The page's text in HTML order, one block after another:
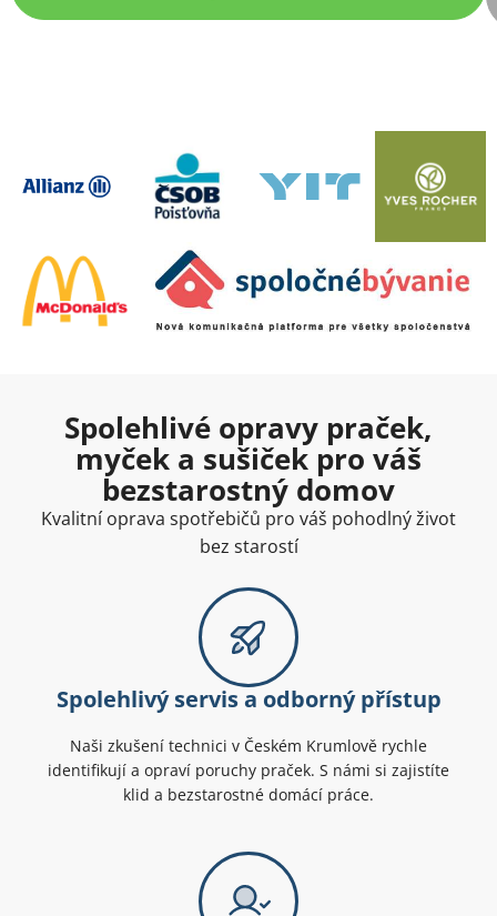
Spolehlivé opravy praček,
myček a sušiček pro váš
bezstarostný domov
Kvalitní oprava spotřebičů pro váš pohodlný život
bez starostí
Spolehlivý servis a odborný přístup
Naši zkušení technici v Českém Krumlově rychle
identifikují a opraví poruchy praček. S námi si zajistíte
klid a bezstarostné domácí práce.